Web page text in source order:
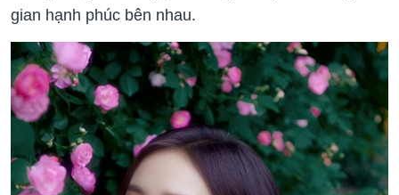
gian hạnh phúc bên nhau.